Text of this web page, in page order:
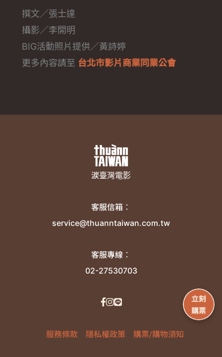
撰文／張士達
攝影／李開明
BIG活動照片提供／黃詩婷
更多內容請至 台北市影片商業同業公會
湠臺灣電影
客服信箱：
service@thuanntaiwan.com.tw
客服專線：
02-27530703
服務條款 隱私權政策 購票/購物須知